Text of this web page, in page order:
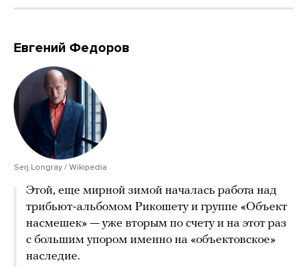
Евгений Федоров
Serj Longray / Wikipedia
Этой, еще мирной зимой началась работа над
трибьют-альбомом Рикошету и группе «Объект
насмешек» — уже вторым по счету и на этот раз
с большим упором именно на «объектовское»
наследие.